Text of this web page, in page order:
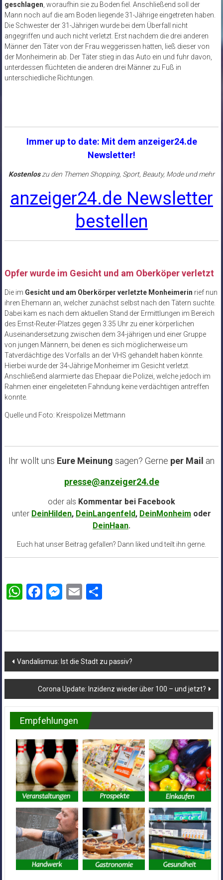
geschlagen , woraufhin sie zu Boden fiel. Anschließend soll der
Mann noch auf die am Boden liegende 31-Jährige eingetreten haben.
Die Schwester der 31-Jährigen wurde bei dem Überfall nicht
angegriffen und auch nicht verletzt. Erst nachdem die drei anderen
Männer den Täter von der Frau weggerissen hatten, ließ dieser von
der Monheimerin ab. Der Täter stieg in das Auto ein und fuhr davon,
unterdessen flüchteten die anderen drei Männer zu Fuß in
unterschiedliche Richtungen.
Immer up to date: Mit dem anzeiger24.de
Newsletter!
Kostenloszu den Themen Shopping, Sport, Beauty, Mode und mehr
anzeiger24.de Newsletter
bestellen
Opfer wurde im Gesicht und am Oberköper verletzt
Die im Gesicht und am Oberkörper verletzte Monheimerin rief nun
ihren Ehemann an, welcher zunächst selbst nach den Tätern suchte.
Dabei kam es nach dem aktuellen Stand der Ermittlungen im Bereich
des Ernst-Reuter-Platzes gegen 3.35 Uhr zu einer körperlichen
Auseinandersetzung zwischen dem 34-jährigen und einer Gruppe
von jungen Männern, bei denen es sich möglicherweise um
Tatverdächtige des Vorfalls an der VHS gehandelt haben könnte.
Hierbei wurde der 34-Jährige Monheimer im Gesicht verletzt.
Anschließend alarmierte das Ehepaar die Polizei, welche jedoch im
Rahmen einer eingeleiteten Fahndung keine verdächtigen antreffen
konnte.
Quelle und Foto: Kreispolizei Mettmann
Ihr wollt uns Eure Meinung sagen? Gerne per Mail an
presse@anzeiger24.de
oder als Kommentar bei Facebook
unter DeinHilden, DeinLangenfeld, DeinMonheim oder
DeinHaan.
Euch hat unser Beitrag gefallen? Dann liked und teilt ihn gerne.
WhatsApp
Facebook
Messenger
EmailTeilen
Beitragsnavigation
Vandalismus: Ist die Stadt zu passiv?
Corona Update: Inzidenz wieder über 100 – und jetzt?
Empfehlungen